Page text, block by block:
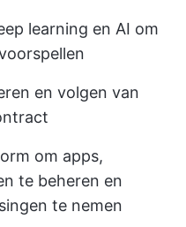
learning en AI om
en volgen van
om apps,
te beheren en
te nemen